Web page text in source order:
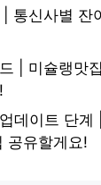
통신사별 잔
| 미슐랭맛
데이트 단
공유할게요!